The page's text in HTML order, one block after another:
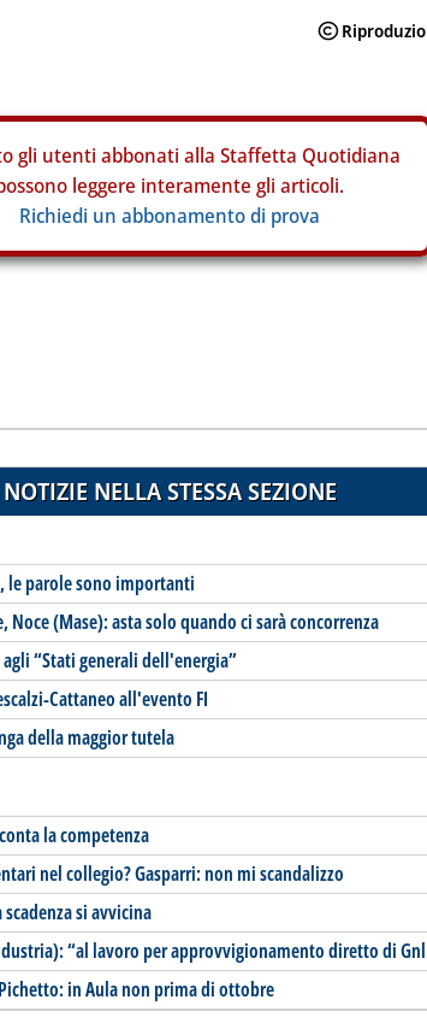
gli utenti abbonati alla Staffetta Quotidiana
leggere interamente gli articoli.
Richiedi un abbonamento di prova
NOTIZIE NELLA STESSA SEZIONE
le parole sono importanti
Noce (Mase): asta solo quando ci sarà concorrenza
agli “Stati generali dell'energia”
Cattaneo all'evento FI
della maggior tutela
la competenza
nel collegio? Gasparri: non mi scandalizzo
si avvicina
“al lavoro per approvvigionamento diretto di Gnl
in Aula non prima di ottobre